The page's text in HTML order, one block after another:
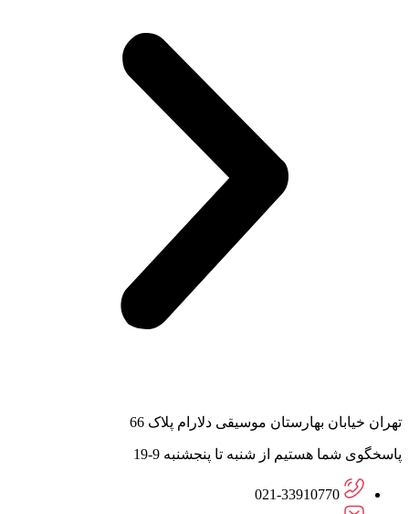
تهران خیابان بهارستان موسیقی دلارام پلاک 66
پاسخگوی شما هستیم از شنبه تا پنجشنبه 9-19
021-33910770